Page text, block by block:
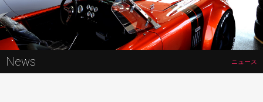
News ニュース